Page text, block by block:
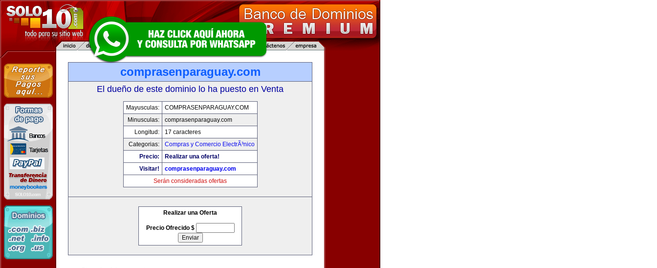
comprasenparaguay.com
El dueño de este dominio lo ha puesto en Venta
Mayusculas:
COMPRASENPARAGUAY.COM
Minusculas:
comprasenparaguay.com
Longitud:
17 caracteres
Categorias:
Compras y Comercio ElectrÃ³nico
Precio:
Realizar una oferta!
Visitar!
comprasenparaguay.com
Serán consideradas ofertas
Realizar una Oferta
Precio Ofrecido $